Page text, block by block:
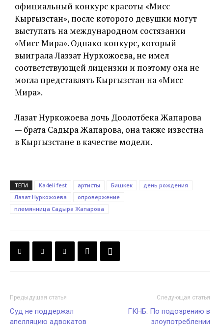
официальный конкурс красоты «Мисс
Кыргызстан», после которого девушки могут
выступать на международном состязании
«Мисс Мира». Однако конкурс, который
выиграла Лаззат Нуркожоева, не имел
соответствующей лицензии и поэтому она не
могла представлять Кыргызстан на «Мисс
Мира».
Лазат Нуркожоева дочь Доолотбека Жапарова
— брата Садыра Жапарова, она также известна
в Кыргызстане в качестве модели.
ТЕГИ Ka4eli fest артисты Бишкек
день рождения
Лазат Нуркожоева
опровержение
племянница Садыра Жапарова
Предыдущая статья
Суд не поддержал
апелляцию адвокатов
Следующая статья
ГКНБ: По подозрению в
злоупотреблении